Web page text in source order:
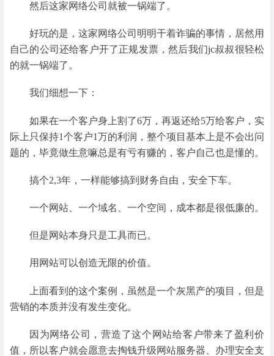
然后这家网络公司就被一锅端了。
好玩的是，这家网络公司明明干着诈骗的事情，居然用
自己的公司还给客户开了正规发票，然后我们jc叔叔很轻松
的就一锅端了。
我们细想一下：
如果在一个客户身上割了6万，再返还给5万给客户，实
际上只保持1个客户1万的利润，整个项目基本上是不会出问
题的，毕竟做生意嘛总是有亏有赚的，客户自己也是懂的。
搞个2,3年，一样能够搞到财务自由，安全下车。
一个网站、一个域名、一个空间，成本都是很低廉的。
但是网站本身只是工具而已。
用网站可以创造无限的价值。
上面看到的这个案例，虽然是一个灰黑产的项目，但是
营销的本质并没有发生变化。
因为网络公司，营造了这个网站给客户带来了盈利价
值，所以客户就会愿意去掏钱升级网站服务器、办理安全支